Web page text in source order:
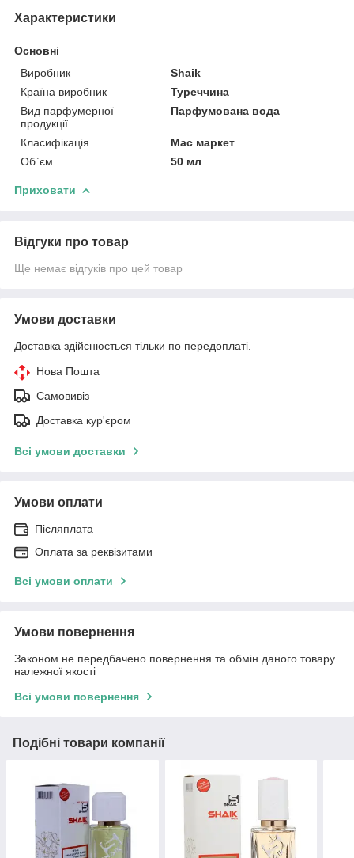
Характеристики
Основні
Виробник
Shaik
Країна виробник
Туреччина
Вид парфумерної
продукції
Парфумована вода
Класифікація
Мас маркет
Об`єм
50 мл
Приховати
Відгуки про товар
Ще немає відгуків про цей товар
Умови доставки
Доставка здійснюється тільки по передоплаті.
Нова Пошта
Самовивіз
Доставка кур'єром
Всі умови доставки
Умови оплати
Післяплата
Оплата за реквізитами
Всі умови оплати
Умови повернення
Законом не передбачено повернення та обмін даного товару
належної якості
Всі умови повернення
Подібні товари компанії